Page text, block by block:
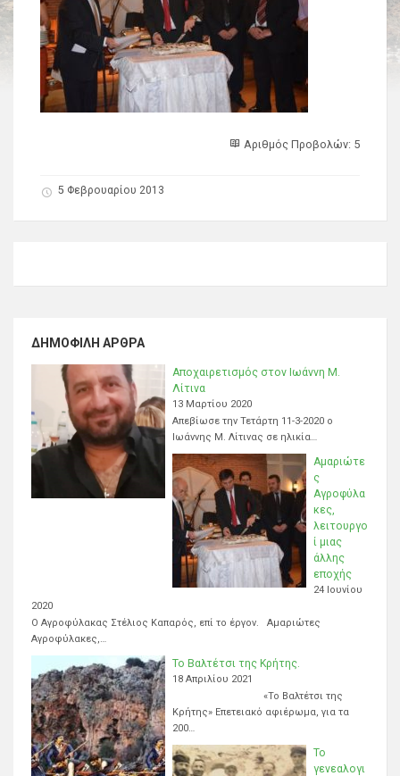
Αριθμός Προβολών: 5
5 Φεβρουαρίου 2013
ΔΗΜΟΦΙΛΉ ΆΡΘΡΑ
Αποχαιρετισμός στον Ιωάννη Μ.
Λίτινα
13 Μαρτίου 2020
Απεβίωσε την Τετάρτη 11-3-2020 ο
Ιωάννης Μ. Λίτινας σε ηλικία…
Αμαριώτε
ς
Αγροφύλα
κες,
λειτουργο
ί μιας
άλλης
εποχής
24 Ιουνίου
2020
Ο Αγροφύλακας Στέλιος Καπαρός, επί το έργον. Αμαριώτες
Αγροφύλακες,…
Το Βαλτέτσι της Κρήτης.
18 Απριλίου 2021
«Το Βαλτέτσι της
Κρήτης» Επετειακό αφιέρωμα, για τα
200…
Το
γενεαλογι